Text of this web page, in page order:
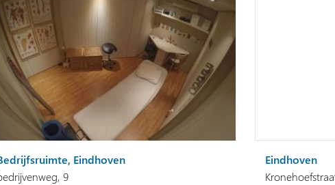
Eindhoven
9
Eindhoven